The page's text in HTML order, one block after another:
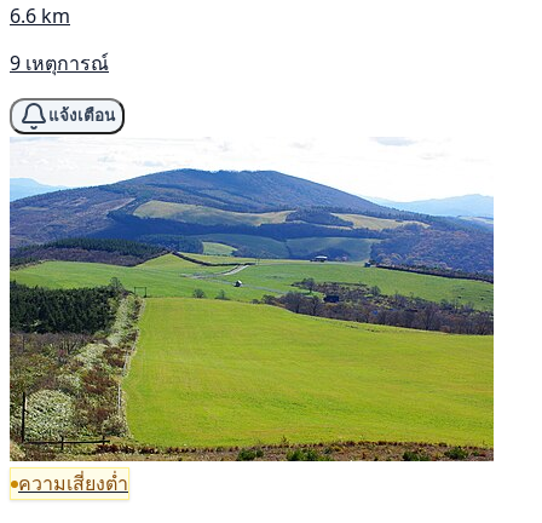
6.6 km
9 เหตุการณ์
แจ้งเตือน
ความเสี่ยงต่ำ